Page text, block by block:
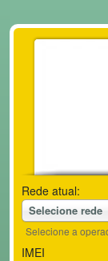
Rede atual:
Selecione rede
Selecione a
IMEI